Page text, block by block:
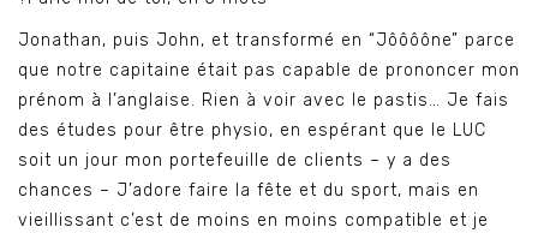
Jonathan, puis John, et transformé en “Jôôôône” parce
que notre capitaine était pas capable de prononcer mon
prénom à l’anglaise. Rien à voir avec le pastis… Je fais
des études pour être physio, en espérant que le LUC
soit un jour mon portefeuille de clients – y a des
chances – J’adore faire la fête et du sport, mais en
vieillissant c’est de moins en moins compatible et je